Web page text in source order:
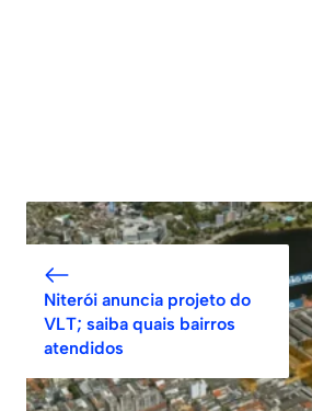
Niterói anuncia projeto do
VLT; saiba quais bairros
atendidos